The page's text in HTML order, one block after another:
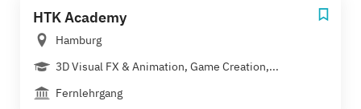
HTK Academy
Hamburg
3D Visual FX & Animation, Game Creation,...
Fernlehrgang